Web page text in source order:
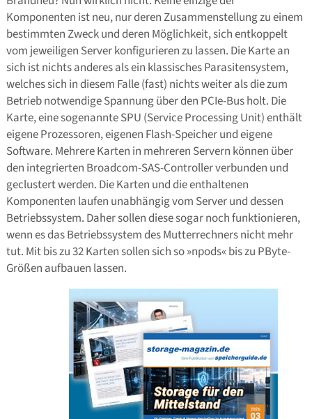
Komponenten ist neu, nur deren Zusammenstellung zu einem
bestimmten Zweck und deren Möglichkeit, sich entkoppelt
vom jeweiligen Server konfigurieren zu lassen. Die Karte an
sich ist nichts anderes als ein klassisches Parasitensystem,
welches sich in diesem Falle (fast) nichts weiter als die zum
Betrieb notwendige Spannung über den PCIe-Bus holt. Die
Karte, eine sogenannte SPU (Service Processing Unit) enthält
eigene Prozessoren, eigenen Flash-Speicher und eigene
Software. Mehrere Karten in mehreren Servern können über
den integrierten Broadcom-SAS-Controller verbunden und
geclustert werden. Die Karten und die enthaltenen
Komponenten laufen unabhängig vom Server und dessen
Betriebssystem. Daher sollen diese sogar noch funktionieren,
wenn es das Betriebssystem des Mutterrechners nicht mehr
tut. Mit bis zu 32 Karten sollen sich so »npods« bis zu PByte-
Größen aufbauen lassen.